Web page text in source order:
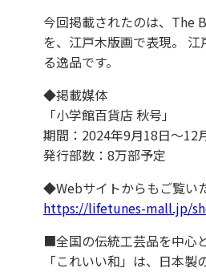
今回掲載されたのは、The
を、江戸木版画で表現。
る逸品です。
◆掲載媒体
「小学館百貨店 秋号」
期間：2024年9月18日～12
発行部数：8万部予定
◆Webサイトからもご覧い
https://lifetunes-mall.jp/
■全国の伝統工芸品を中心
「これいい和」は、日本